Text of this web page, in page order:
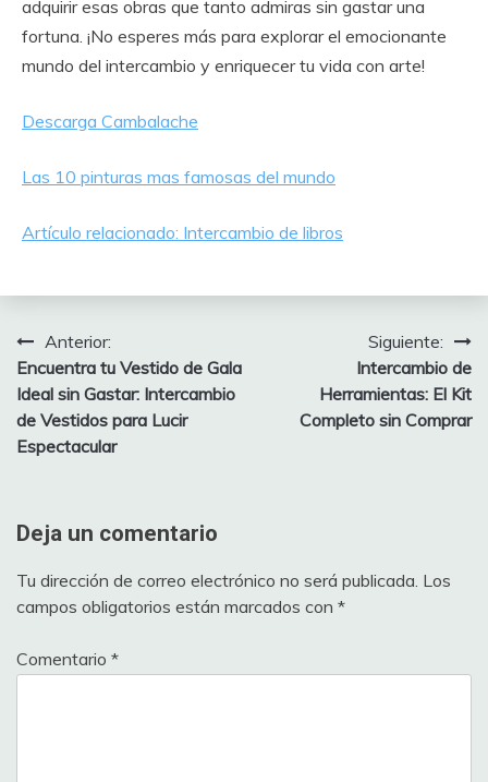
adquirir esas obras que tanto admiras sin gastar una
fortuna. ¡No esperes más para explorar el emocionante
mundo del intercambio y enriquecer tu vida con arte!
Descarga Cambalache
Las 10 pinturas mas famosas del mundo
Artículo relacionado: Intercambio de libros
Navegación
de
entradas
Anterior:
Encuentra tu Vestido de Gala
Ideal sin Gastar: Intercambio
de Vestidos para Lucir
Espectacular
Siguiente:
Intercambio de
Herramientas: El Kit
Completo sin Comprar
Deja un comentario
Tu dirección de correo electrónico no será publicada. Los
campos obligatorios están marcados con *
Comentario *